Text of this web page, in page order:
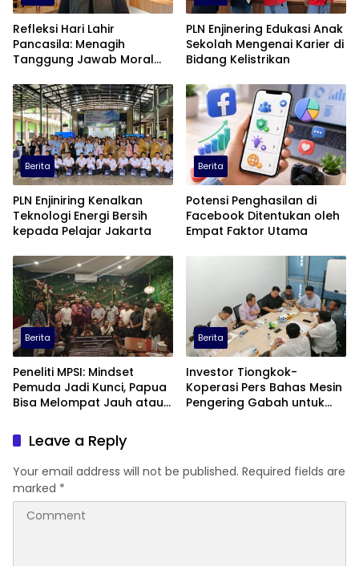
Refleksi Hari Lahir
Pancasila: Menagih
Tanggung Jawab Moral
PLN Enjinering Edukasi Anak
Sekolah Mengenai Karier di
Bidang Kelistrikan
Berita
PLN Enjiniring Kenalkan
Teknologi Energi Bersih
kepada Pelajar Jakarta
Berita
Potensi Penghasilan di
Facebook Ditentukan oleh
Empat Faktor Utama
Berita
Peneliti MPSI: Mindset
Pemuda Jadi Kunci, Papua
Bisa Melompat Jauh atau
Berita
Investor Tiongkok-
Koperasi Pers Bahas Mesin
Pengering Gabah untuk
Leave a Reply
Your email address will not be published. Required fields are
marked *